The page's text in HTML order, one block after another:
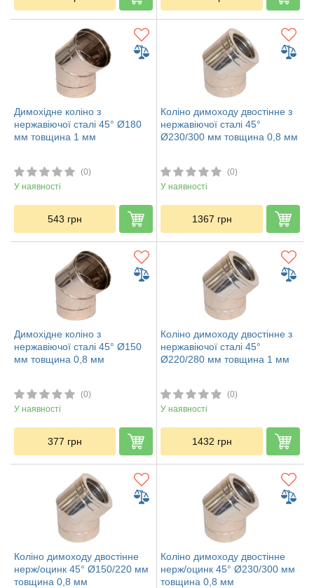
Димохідне коліно з
нержавіючої сталі 45° Ø180
мм товщина 1 мм
(0)
У наявності
543 грн
Коліно димоходу двостінне з
нержавіючої сталі 45°
Ø230/300 мм товщина 0,8 мм
(0)
У наявності
1367 грн
Димохідне коліно з
нержавіючої сталі 45° Ø150
мм товщина 0,8 мм
(0)
У наявності
377 грн
Коліно димоходу двостінне з
нержавіючої сталі 45°
Ø220/280 мм товщина 1 мм
(0)
У наявності
1432 грн
Коліно димоходу двостінне
нерж/оцинк 45° Ø150/220 мм
товщина 0,8 мм
Коліно димоходу двостінне
нерж/оцинк 45° Ø230/300 мм
товщина 0,8 мм